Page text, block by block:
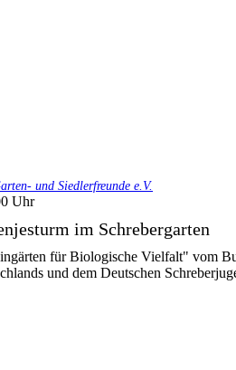
und Siedlerfreunde e.V.
Uhr
im Schrebergarten
für Biologische Vielfalt" vom
und dem Deutschen